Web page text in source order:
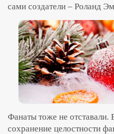
сами создатели – Роланд
Фанаты тоже не
сохранение целостности